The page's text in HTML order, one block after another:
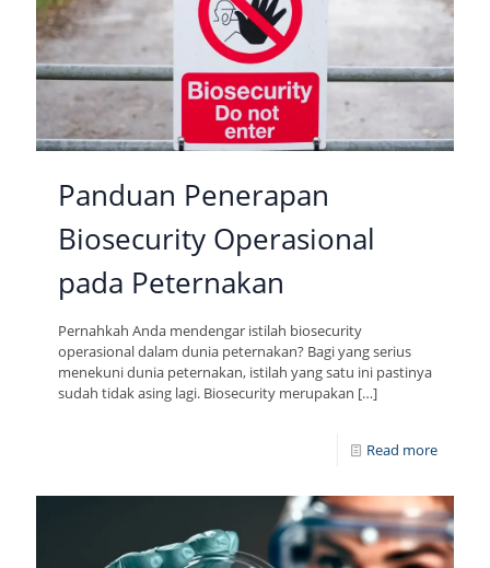
Panduan Penerapan
Biosecurity Operasional
pada Peternakan
Pernahkah Anda mendengar istilah biosecurity
operasional dalam dunia peternakan? Bagi yang serius
menekuni dunia peternakan, istilah yang satu ini pastinya
sudah tidak asing lagi. Biosecurity merupakan […]
Read more